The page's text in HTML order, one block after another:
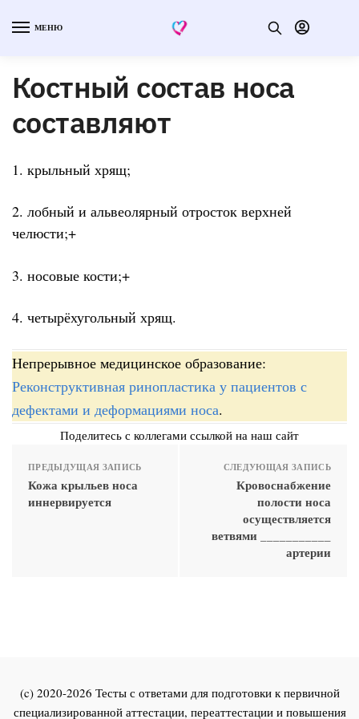
МЕНЮ
Костный состав носа
составляют
1. крыльный хрящ;
2. лобный и альвеолярный отросток верхней
челюсти;+
3. носовые кости;+
4. четырёхугольный хрящ.
Непрерывное медицинское образование:
Реконструктивная ринопластика у пациентов с
дефектами и деформациями носа.
Поделитесь с коллегами ссылкой на наш сайт
ПРЕДЫДУЩАЯ ЗАПИСЬ
Кожа крыльев носа
иннервируется
СЛЕДУЮЩАЯ ЗАПИСЬ
Кровоснабжение
полости носа
осуществляется
ветвями ___________
артерии
(c) 2020-2026 Тесты с ответами для подготовки к первичной
специализированной аттестации, переаттестации и повышения